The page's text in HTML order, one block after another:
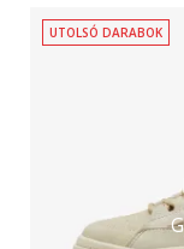
UTOLSÓ DARABOK